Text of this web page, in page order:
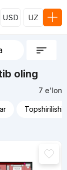
USD UZ
oling
7 e'lon
Topshirilishi